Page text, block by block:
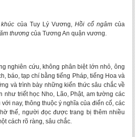
the Self-Reliant Literary Group
của Tuy Lý Vương,Hồi cổ ngâmcủa
thương của Tương An quận vương.
cứu, không phân biệt lớn nhỏ, ông
báo, tạp chí bằng tiếng Pháp, tiếng Hoa và
và trình bày những kiến thức sâu chắc về
như triết học Nho, Lão, Phật, am tường các
nay, thông thuộc ý nghĩa của điển cố, các
thế, người đọc được trang bị thêm nhiều
cách rõ ràng, sâu chắc.